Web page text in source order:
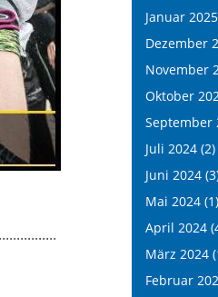
Januar
Dezember
November
Oktober
September
Juli 2024 (2)
Juni 2024
Mai 2024
April 2024
März 2024
Februar